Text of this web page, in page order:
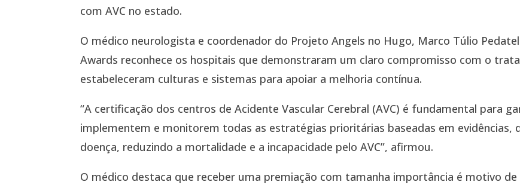
com AVC no estado.
O médico neurologista e coordenador do Projeto Angels no Hugo, Marco Túlio
Awards reconhece os hospitais que demonstraram um claro compromisso com o
estabeleceram culturas e sistemas para apoiar a melhoria contínua.
“A certificação dos centros de Acidente Vascular Cerebral (AVC) é fundamental para
implementem e monitorem todas as estratégias prioritárias baseadas em evidências,
doença, reduzindo a mortalidade e a incapacidade pelo AVC”, afirmou.
O médico destaca que receber uma premiação com tamanha importância é motivo